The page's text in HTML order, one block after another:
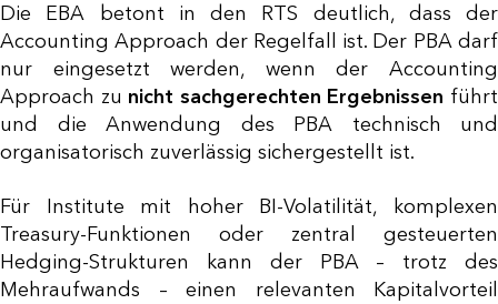
Die EBA betont in den RTS deutlich, dass der
Accounting Approach der Regelfall ist. Der PBA darf
nur eingesetzt werden, wenn der Accounting
Approach zu nicht sachgerechten Ergebnissen führt
und die Anwendung des PBA technisch und
organisatorisch zuverlässig sichergestellt ist.
Für Institute mit hoher BI-Volatilität, komplexen
Treasury-Funktionen oder zentral gesteuerten
Hedging-Strukturen kann der PBA – trotz des
Mehraufwands – einen relevanten Kapitalvorteil